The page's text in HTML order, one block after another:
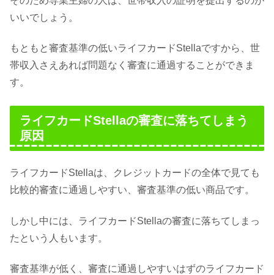
いいでしょう。
もともと審査基準の低いライフカードStellaですから、世
帯収入さえあれば問題なく審査に通過することができま
す。
ライフカードStellaの審査に落ちてしまう
原因
ライフカードStellaは、クレジットカードの全体で見ても
比較的審査に通過しやすい、審査基準の低い商品です。
しかし中には、ライフカードStellaの審査に落ちてしまっ
たという人もいます。
審査基準が低く、審査に通過しやすいはずのライフカード